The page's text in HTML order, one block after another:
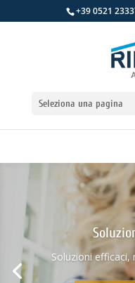
+39 0521
Seleziona una pagina
Soluzioni efficaci,